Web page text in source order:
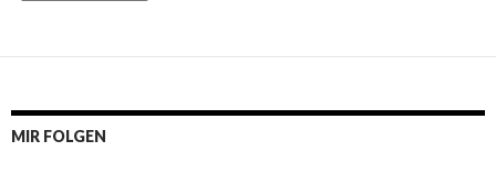
MIR FOLGEN